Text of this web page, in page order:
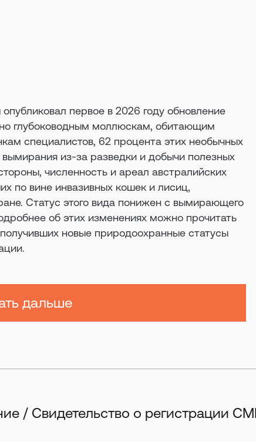
первое в 2026 году обновление
глубоководным моллюскам, обитающим
специалистов, 62 процента этих необычных
из-за разведки и добычи полезных
численность и ареал австралийских
по вине инвазивных кошек и лисиц,
Статус этого вида понижен с вымирающего
об этих изменениях можно прочитать
новые природоохранные статусы
дальше
/ Свидетельство о регистрации